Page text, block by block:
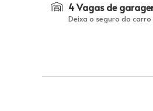
4 Vagas de
Deixa o seguro do